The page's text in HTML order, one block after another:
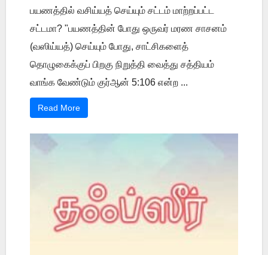
பயணத்தில் வசிய்யத் செய்யும் சட்டம் மாற்றப்பட்ட
சட்டமா? "பயணத்தின் போது ஒருவர் மரண சாசனம்
(வஸிய்யத்) செய்யும் போது, சாட்சிகளைத்
தொழுகைக்குப் பிறகு நிறுத்தி வைத்து சத்தியம்
வாங்க வேண்டும் குர்ஆன் 5:106 என்ற ...
Read More